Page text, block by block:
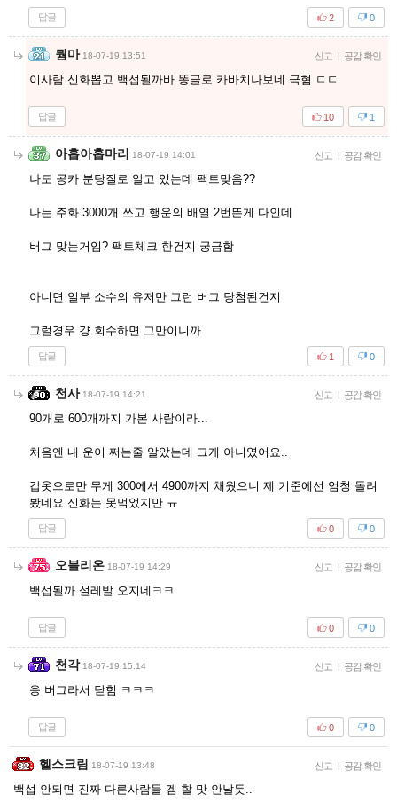
답글 0
2
뭠마 18-07-19 13:51 신고 | 공감 확인
이사람 신화뽑고 백섭될까바 똥글로 카바치나보네 극혐 ㄷㄷ
답글 1
10
아흡아홉마리 18-07-19 14:01 신고 | 공감 확인
나도 공카 분탕질로 알고 있는데 팩트맞음??
나는 주화 3000개 쓰고 행운의 배열 2번뜬게 다인데
버그 맞는거임? 팩트체크 한건지 궁금함
아니면 일부 소수의 유저만 그런 버그 당첨된건지
그럴경우 걍 회수하면 그만이니까
답글 0
1
천사 18-07-19 14:21 신고 | 공감 확인
90개로 600개까지 가본 사람이라...
처음엔 내 운이 쩌는줄 알았는데 그게 아니였어요..
갑옷으로만 무게 300에서 4900까지 채웠으니 제 기준에선 엄청 돌려
봤네요 신화는 못먹었지만 ㅠ
답글 0
0
오블리온 18-07-19 14:29 신고 | 공감 확인
백섭될까 설레발 오지네ㅋㅋ
답글 0
0
천각 18-07-19 15:14 신고 | 공감 확인
응 버그라서 닫힘 ㅋㅋㅋ
답글 0
0
헬스크림 18-07-19 13:48 신고 | 공감 확인
백섭 안되면 진짜 다른사람들 겜 할 맛 안날듯..